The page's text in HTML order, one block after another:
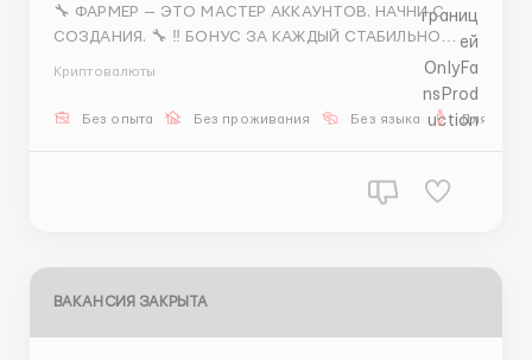
🔧 ФАРМЕР — ЭТО МАСТЕР АККАУНТОВ. НАЧНИ С
СОЗДАНИЯ. 🔧 ‼️ БОНУС ЗА КАЖДЫЙ СТАБИЛЬНО
Но без аккаунтов не будет лидов. Поэтому первое и
главное — создание и прогрев. Что такое «создание
Криптовалюты
Без опыта Без проживания Без языка Для
ВАКАНСИЯ ЗАКРЫТА